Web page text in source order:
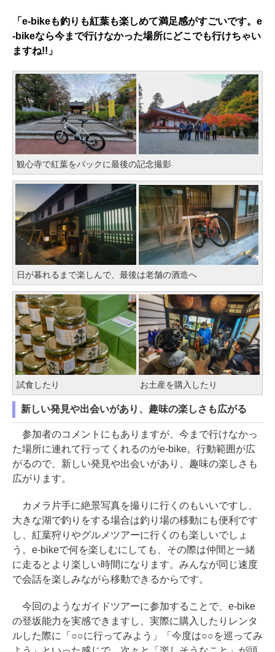
「e-bikeも釣りも紅葉も楽しめて満足感がすごいです。e
-bikeなら今まで行けなかった場所にどこでも行けちゃい
ますね!!」
観心寺で紅葉をバックに最後の記念撮影
日が暮れるまで楽しんで、最後は老舗の酒造へ
試食したり お土産を購入したり
新しい発見や出会いがあり、趣味の楽しさも広がる
参加者のコメントにもありますが、今まで行けなかっ
た場所に連れて行ってくれるのがe-bike。行動範囲が広
がるので、新しい発見や出会いがあり、趣味の楽しさも
広がります。
カメラ片手に絶景写真を撮りに行くのもいいですし、
大きな湖で釣りをする場合は釣り場の移動にも便利です
し、紅葉狩りやグルメツアーに行くのも楽しいでしょ
う。e-bikeで何を楽しむにしても、その際は仲間と一緒
に走るとより楽しい時間になります。みんなが同じ速度
で会話を楽しみながら移動できるからです。
今回のようなガイドツアーに参加することで、e-bike
の登坂能力を実感できますし、実際に購入したりレンタ
ルした際に「○○に行ってみよう」「今度は○○を巡ってみ